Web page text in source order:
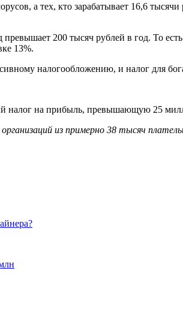
а тех, кто зарабатывает 16,6
200 тысяч рублей в год. То есть
13%.
налогообложению, и налог для
налог на прибыль, превышающую 25
из примерно 38 тысяч